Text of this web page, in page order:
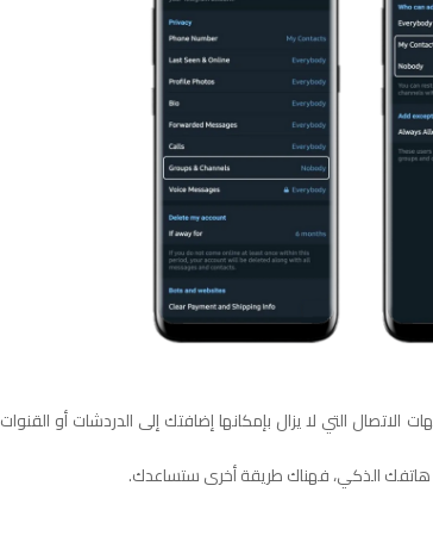
الاتصال التي لا يزال بإمكانها إضافتك إلى الدردشات أو القنوات